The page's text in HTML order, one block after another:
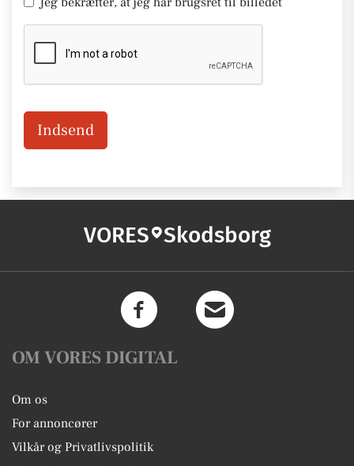
Indsend
VORES Skodsborg
OM VORES DIGITAL
Om os
For annoncører
Vilkår og Privatlivspolitik